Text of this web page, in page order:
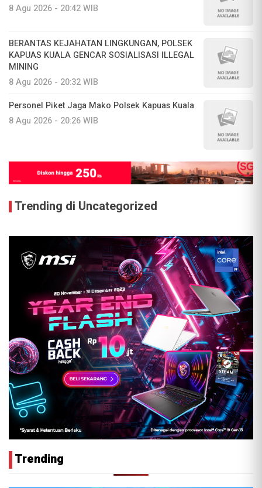
8 Agu 2026 - 20:42 WIB
BERANTAS KEJAHATAN LINGKUNGAN, POLSEK
KAPUAS KUALA GENCAR SOSIALISASI ILLEGAL
MINING
8 Agu 2026 - 20:32 WIB
Personel Piket Jaga Mako Polsek Kapuas Kuala
8 Agu 2026 - 20:26 WIB
Trending di Uncategorized
Trending